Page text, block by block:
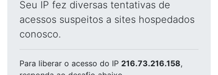
Seu IP fez diversas tentativas de
acessos suspeitos a sites hospedados
conosco.
Para liberar o acesso do IP 216.73.216.158,